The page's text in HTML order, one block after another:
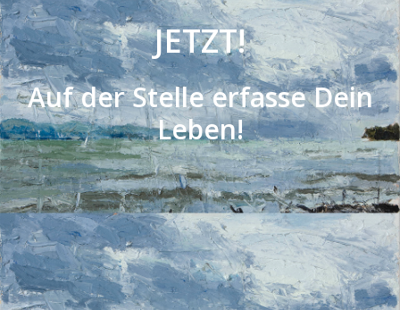
JETZT!
Auf der Stelle erfasse Dein
Leben!